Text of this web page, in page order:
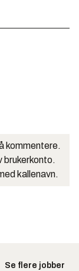
kommentere.
brukerkonto.
kallenavn.
Se flere jobber